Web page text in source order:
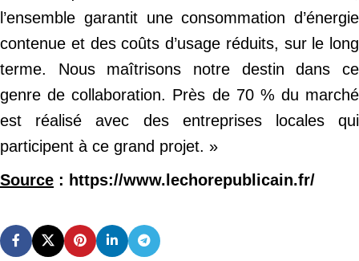
l’ensemble garantit une consommation d’énergie
contenue et des coûts d’usage réduits, sur le long
terme. Nous maîtrisons notre destin dans ce
genre de collaboration. Près de 70 % du marché
est réalisé avec des entreprises locales qui
participent à ce grand projet. »
Source : https://www.lechorepublicain.fr/